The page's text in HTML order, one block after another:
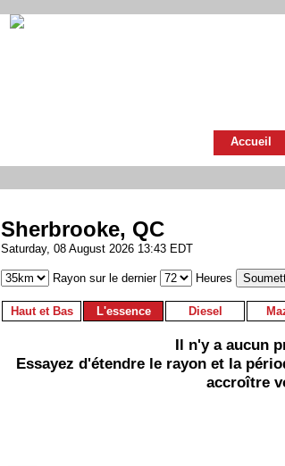
Accueil
Sherbrooke, QC
Saturday, 08 August 2026 13:43 EDT
Rayon sur le dernier Heures
Haut et Bas L'essence Diesel
Il n'y a aucun
Essayez d'étendre le rayon et la
accroître